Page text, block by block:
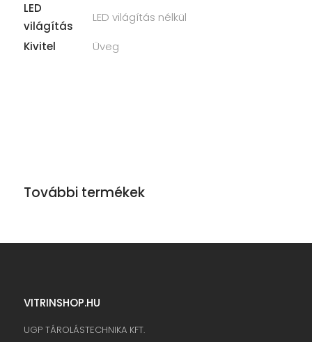
LED
világítás
LED világítás nélkül
Kivitel
Üveg
További termékek
VITRINSHOP.HU
UGP TÁROLÁSTECHNIKA KFT.